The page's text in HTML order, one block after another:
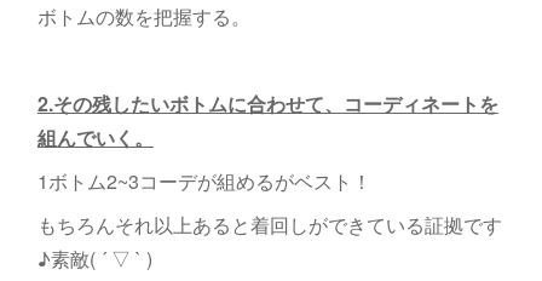
ボトムの数を把握する。
2.その残したいボトムに合わせて、コーディネートを
組んでいく。
1ボトム2~3コーデが組めるがベスト！
もちろんそれ以上あると着回しができている証拠です
♪素敵( ´ ▽ ` )